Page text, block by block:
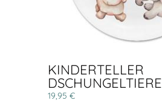
KINDERTELLER
DSCHUNGELTIERE
19,95 €